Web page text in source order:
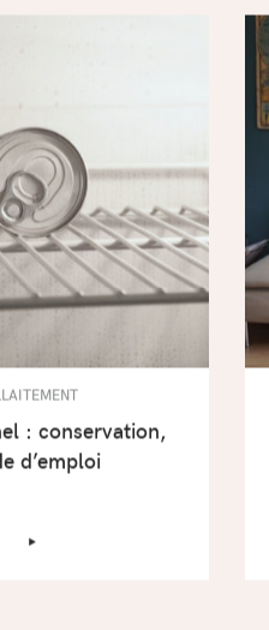
: conservation,
d’emploi
‣